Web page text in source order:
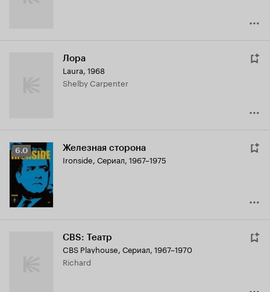
Лора
Laura, 1968
Shelby Carpenter
Рейтинг
Кинопоиска
6.0
6.0 Железная сторона
Ironside, Сериал, 1967–1975
CBS: Театр
CBS Playhouse, Сериал, 1967–1970
Richard